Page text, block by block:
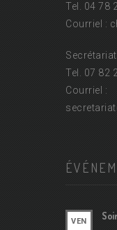
Tel. 04 78
Courriel :
Secrétariat
Tel. 07 82
Courriel :
VEN